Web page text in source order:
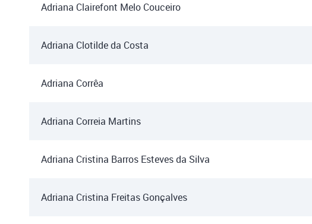
Adriana Clairefont Melo Couceiro
Adriana Clotilde da Costa
Adriana Corrêa
Adriana Correia Martins
Adriana Cristina Barros Esteves da Silva
Adriana Cristina Freitas Gonçalves